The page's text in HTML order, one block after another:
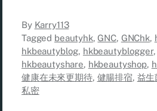
By Karry113
Tagged beautyhk,GNC, GNChk,
hkbeautyblog, hkbeautyblogger,
hkbeautyshare, hkbeautyshop,
健康在未來更期待, 健腸排宿, 益生
私密